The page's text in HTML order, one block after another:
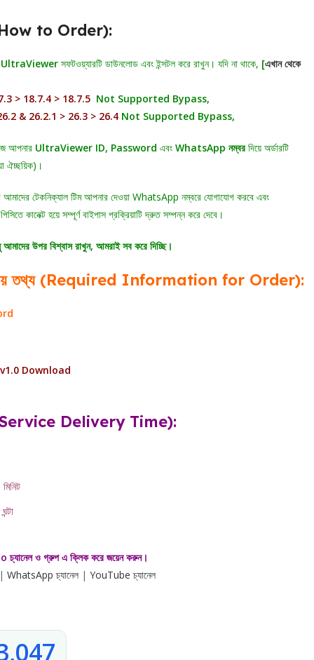
(How to Order):
UltraViewer সফটওয়্যারটি ডাউনলোড এবং ইন্সটল করে রাখুন। যদি না থাকে, [এখান থেকে
> 18.7.4 > 18.7.5 Not Supported Bypass,
& 26.2.1 > 26.3 > 26.4 Not Supported Bypass,
আপনার UltraViewer ID, Password এবং WhatsApp নম্বরদিয়ে অর্ডারটি
ঐচ্ছয়িক)।
আমাদের টেকনিক্যাল টিম আপনার দেওয়া WhatsApp নম্বরে যোগাযোগ করবে এবং
কানেক্ট হয়ে সম্পূর্ণ বাইপাস প্রক্রিয়াটি দ্রুত সম্পন্ন করে দেবে।
উপর বিশ্বাস রাখুন, আমরাই সব করে দিচ্ছি।
তথ্য (Required Information for Order):
Download
(Service Delivery Time):
চ্যানেল ও গ্রুপ এ ক্লিক করে জয়েন করুন।
| WhatsApp চ্যানেল | YouTube চ্যানেল